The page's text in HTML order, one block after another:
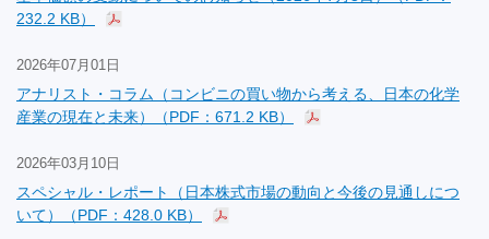
232.2 KB）
2026年07月01日
アナリスト・コラム（コンビニの買い物から考える、日本の化学
産業の現在と未来）（PDF：671.2 KB）
2026年03月10日
スペシャル・レポート（日本株式市場の動向と今後の見通しにつ
いて）（PDF：428.0 KB）